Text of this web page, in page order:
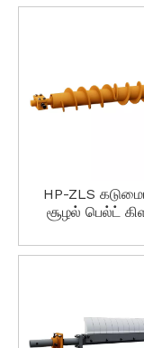
மற்றும்
HP-ZLS
சூழல் பெல்ட்